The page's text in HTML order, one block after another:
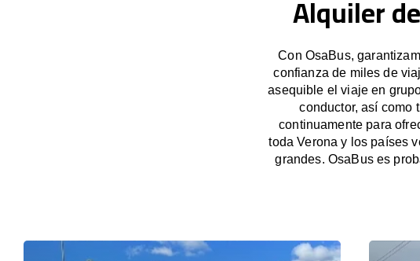
Alquiler
Con OsaBus,
confianza de miles de
asequible el viaje en
conductor, así como
continuamente para
toda Verona y los países
grandes. OsaBus es